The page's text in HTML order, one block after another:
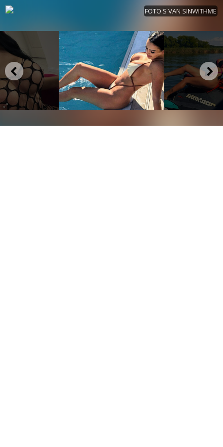
FOTO'S VAN SINWITHME